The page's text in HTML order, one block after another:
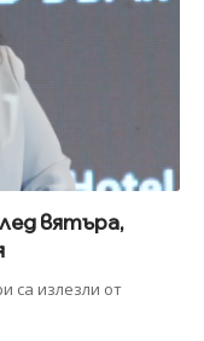
вятъра,
са излезли от